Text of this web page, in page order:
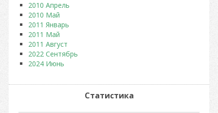
2010 Апрель
2010 Май
2011 Январь
2011 Май
2011 Август
2022 Сентябрь
2024 Июнь
Статистика